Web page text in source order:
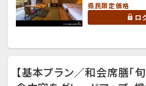
県民限定価格
ロ
【基本プラン／和会席膳「